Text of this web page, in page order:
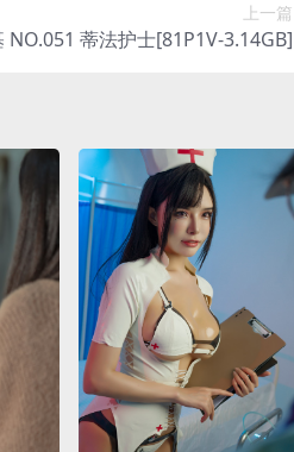
上一篇
NO.051 蒂法护士[81P1V-3.14GB]